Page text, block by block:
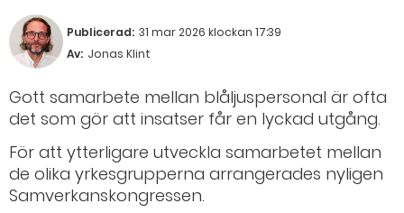
Publicerad: 31 mar 2026 klockan 17:39
Av: Jonas Klint
Gott samarbete mellan blåljuspersonal är ofta
det som gör att insatser får en lyckad utgång.
För att ytterligare utveckla samarbetet mellan
de olika yrkesgrupperna arrangerades nyligen
Samverkanskongressen.